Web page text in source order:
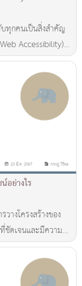
ทุกคนเป็นสิ่งสำคัญ
Accessibility)
งก์ชันต่าง ๆ บน
อย่างไร
างโครงสร้างของ
ชัดเจนและมีความ
ทธิภาพ และมีความ
เว็บไซต์ Search